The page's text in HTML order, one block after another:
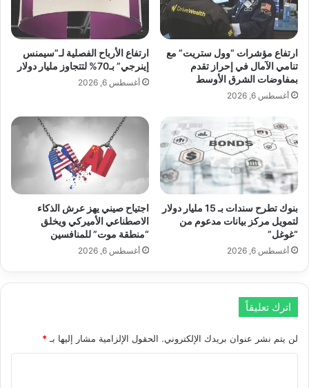
ئ
ة
ف
ي
ع
ي
د
ل
ا
د
ه
.
.
ي
ز
ر
أ
غ
ن
ي
ا
ج
د
ي
د
ة
"
ل
ط
و
.
ارتفاع مؤشرات “وول ستريت” مع
تنامي الآمال في إحراز تقدم
بمفاوضات الشرق الأوسط
أغسطس 6, 2026
ارتفاع الأرباح الفصلية لـ”سيمنس
إينرجي” بـ70% لتتجاوز مليار دولار
أغسطس 6, 2026
بنوك تطرح سندات بـ 15 مليار دولار
لتمويل مركز بيانات مدعوم من
“غوغل”
أغسطس 6, 2026
اجتياح صيني يهز عرش الذكاء
الاصطناعي الأميركي ويخلق
“منطقة موت” للمنافسين
أغسطس 6, 2026
اترك تعليقاً
لن يتم نشر عنوان بريدك الإلكتروني. الحقول الإلزامية مشار إليها بـ *